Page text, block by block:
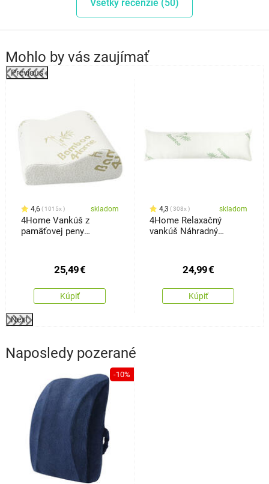
Všetky recenzie (50)
Mohlo by vás zaujímať
Previous
4,6 1015x skladom
4Home Vankúš z
pamäťovej peny
25,49€
Kúpiť
4,3 308x skladom
4Home Relaxačný
vankúš Náhradný
24,99€
Kúpiť
Next
Naposledy pozerané
-10%